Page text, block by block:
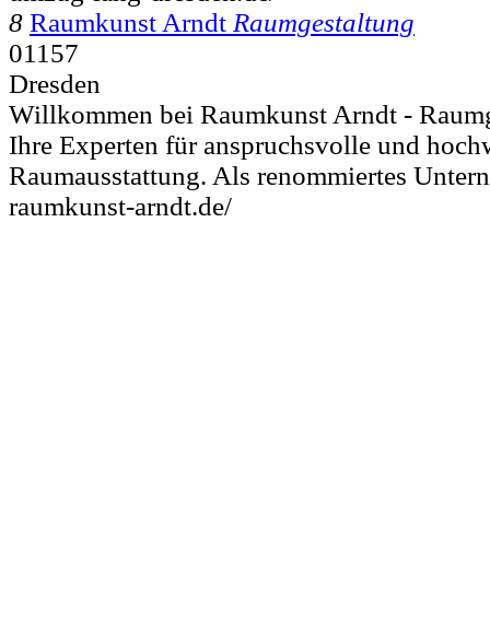
8 Raumkunst Arndt Raumgestaltung
01157
Dresden
Willkommen bei Raumkunst Arndt -
Ihre Experten für anspruchsvolle und
Raumausstattung. Als renommiertes
raumkunst-arndt.de/